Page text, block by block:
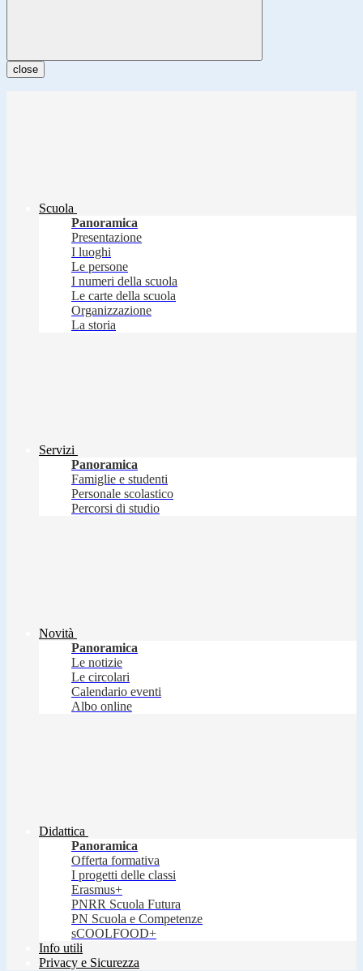
close
Scuola
Panoramica
Presentazione
I luoghi
Le persone
I numeri della scuola
Le carte della scuola
Organizzazione
La storia
Servizi
Panoramica
Famiglie e studenti
Personale scolastico
Percorsi di studio
Novità
Panoramica
Le notizie
Le circolari
Calendario eventi
Albo online
Didattica
Panoramica
Offerta formativa
I progetti delle classi
Erasmus+
PNRR Scuola Futura
PN Scuola e Competenze
sCOOLFOOD+
Info utili
Privacy e Sicurezza